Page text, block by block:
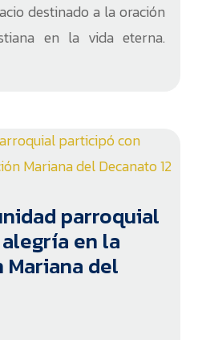
destinado a la oración
en la vida eterna.
parroquial
en la
del